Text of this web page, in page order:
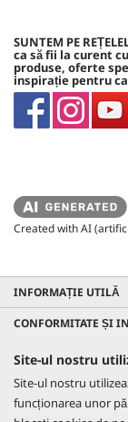
Site-ul nostru
Site-ul nostru
funcționarea unor
SUNTEM PE
ca să fii la curent
produse, oferte
inspirație pentru
Created with AI
INFORMAȚIE UTILĂ
CONFORMITATE ȘI
CONTACTE
REȚELE SOCIALE
CO₂- NEUTRAL